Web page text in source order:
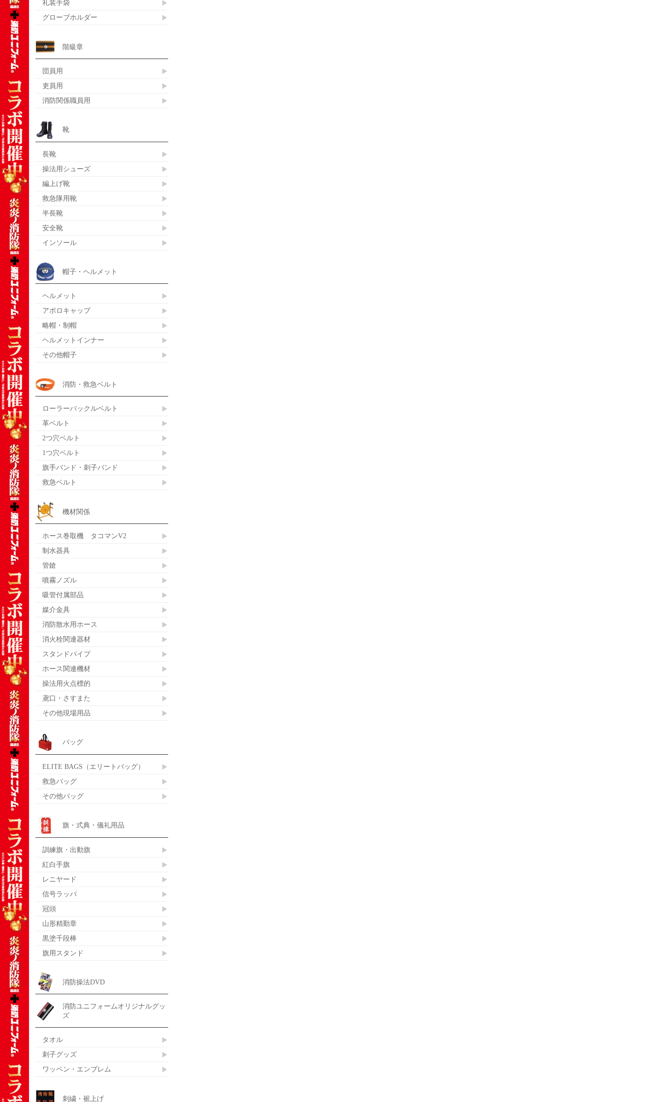
礼装手袋
グローブホルダー
階級章
団員用
吏員用
消防関係職員用
靴
長靴
操法用シューズ
編上げ靴
救急隊用靴
半長靴
安全靴
インソール
帽子・ヘルメット
ヘルメット
アポロキャップ
略帽・制帽
ヘルメットインナー
その他帽子
消防・救急ベルト
ローラーバックルベルト
革ベルト
2つ穴ベルト
1つ穴ベルト
旗手バンド・刺子バンド
救急ベルト
機材関係
ホース巻取機 タコマンV2
制水器具
管鎗
噴霧ノズル
吸管付属部品
媒介金具
消防散水用ホース
消火栓関連器材
スタンドパイプ
ホース関連機材
操法用火点標的
鳶口・さすまた
その他現場用品
バッグ
ELITE BAGS（エリートバッグ）
救急バッグ
その他バッグ
旗・式典・儀礼用品
訓練旗・出動旗
紅白手旗
レニヤード
信号ラッパ
冠頭
山形精勤章
黒塗千段棒
旗用スタンド
消防操法DVD
消防ユニフォームオリジナルグッ
ズ
タオル
刺子グッズ
ワッペン・エンブレム
刺繍・裾上げ